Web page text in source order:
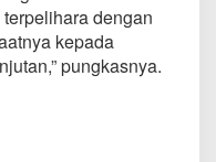
dengan
kepada
pungkasnya.